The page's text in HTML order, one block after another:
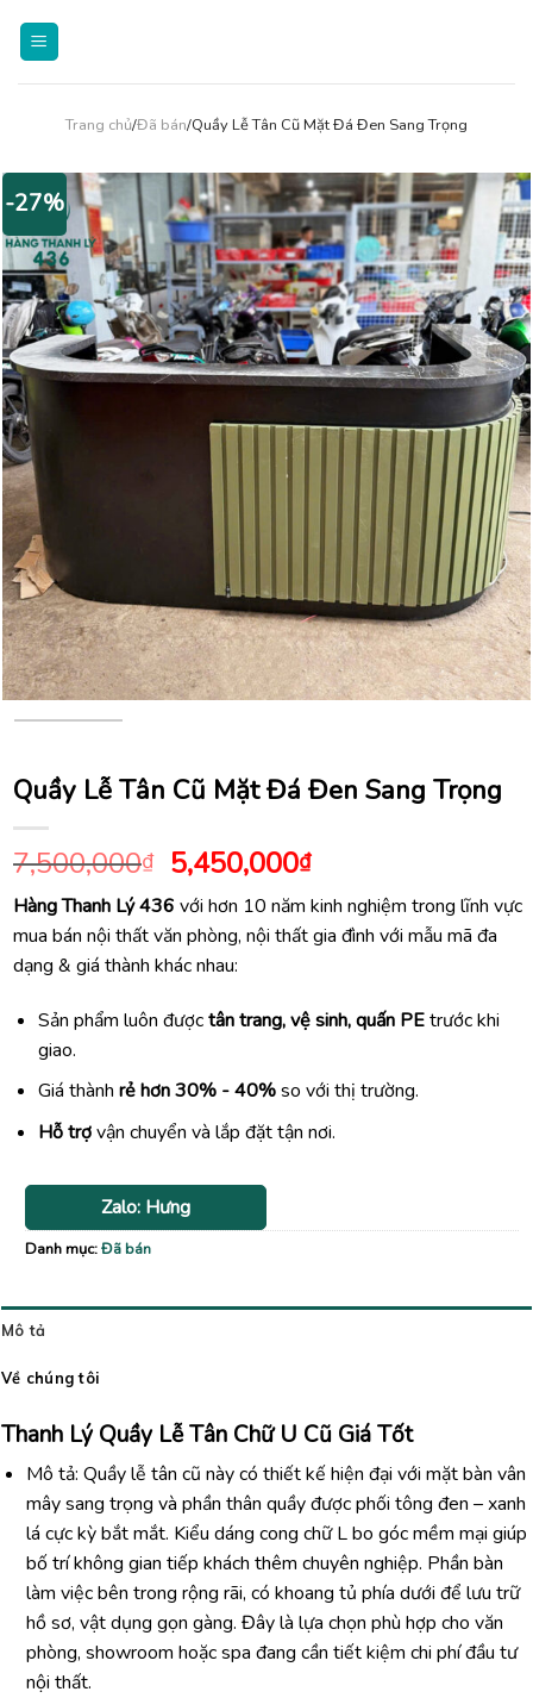
Trang chủ/Đã bán/Quầy Lễ Tân Cũ Mặt Đá Đen Sang Trọng
-27%
Quầy Lễ Tân Cũ Mặt Đá Đen Sang Trọng
7,500,000₫ Giá
gốc
là:
7,500,000₫.
5,450,000₫Giá
hiện
tại
là:
Hàng Thanh Lý 436 với hơn 10 năm kinh nghiệm trong lĩnh vực
mua bán nội thất văn phòng, nội thất gia đình với mẫu mã đa
dạng & giá thành khác nhau:
Sản phẩm luôn đượctân trang, vệ sinh, quấn PEtrước khi
giao.
Giá thành rẻ hơn 30% - 40%so với thị trường.
Hỗ trợvận chuyển và lắp đặt tận nơi.
Zalo: Hưng
Danh mục:Đã bán
Mô tả
Về chúng tôi
Thanh Lý Quầy Lễ Tân Chữ U Cũ Giá Tốt
Mô tả: Quầy lễ tân cũ này có thiết kế hiện đại với mặt bàn vân
mây sang trọng và phần thân quầy được phối tông đen – xanh
lá cực kỳ bắt mắt. Kiểu dáng cong chữ L bo góc mềm mại giúp
bố trí không gian tiếp khách thêm chuyên nghiệp. Phần bàn
làm việc bên trong rộng rãi, có khoang tủ phía dưới để lưu trữ
hồ sơ, vật dụng gọn gàng. Đây là lựa chọn phù hợp cho văn
phòng, showroom hoặc spa đang cần tiết kiệm chi phí đầu tư
nội thất.